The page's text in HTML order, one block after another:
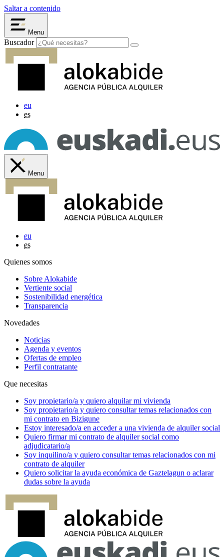
Saltar a contenido
Menu
Buscador
eu
es
Menu
eu
es
Quienes somos
Sobre Alokabide
Vertiente social
Sostenibilidad energética
Transparencia
Novedades
Noticias
Agenda y eventos
Ofertas de empleo
Perfil contratante
Que necesitas
Soy propietario/a y quiero alquilar mi vivienda
Soy propietario/a y quiero consultar temas relacionados con
mi contrato en Bizigune
Estoy interesado/a en acceder a una vivienda de alquiler social
Quiero firmar mi contrato de alquiler social como
adjudicatario/a
Soy inquilino/a y quiero consultar temas relacionados con mi
contrato de alquiler
Quiero solicitar la ayuda económica de Gaztelagun o aclarar
dudas sobre la ayuda